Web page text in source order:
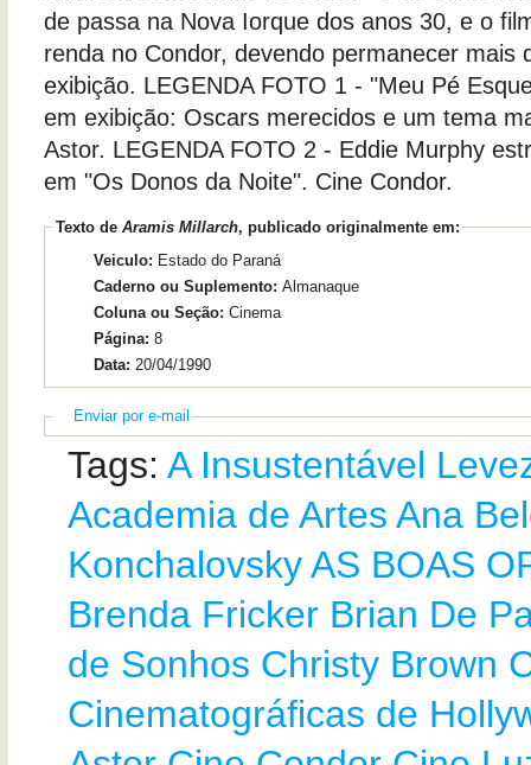
de passa na Nova Iorque dos anos 30, e o
renda no Condor, devendo permanecer mais
exibição. LEGENDA FOTO 1 - "Meu Pé
em exibição: Oscars merecidos e um tema
Astor. LEGENDA FOTO 2 - Eddie Murphy
em "Os Donos da Noite". Cine Condor.
Texto de Aramis Millarch, publicado originalmente em:
Veiculo: Estado do Paraná
Caderno ou Suplemento: Almanaque
Coluna ou Seção: Cinema
Página: 8
Data: 20/04/1990
Enviar por e-mail
Tags: A Insustentável
Academia de Artes Ana
Konchalovsky AS BOAS
Brenda Fricker Brian De
de Sonhos Christy Brown
Cinematográficas de